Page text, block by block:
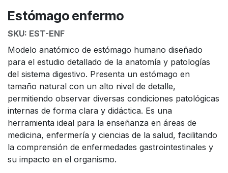
Estómago enfermo
SKU: EST-ENF
Modelo anatómico de estómago humano diseñado
para el estudio detallado de la anatomía y patologías
del sistema digestivo. Presenta un estómago en
tamaño natural con un alto nivel de detalle,
permitiendo observar diversas condiciones patológicas
internas de forma clara y didáctica. Es una
herramienta ideal para la enseñanza en áreas de
medicina, enfermería y ciencias de la salud, facilitando
la comprensión de enfermedades gastrointestinales y
su impacto en el organismo.